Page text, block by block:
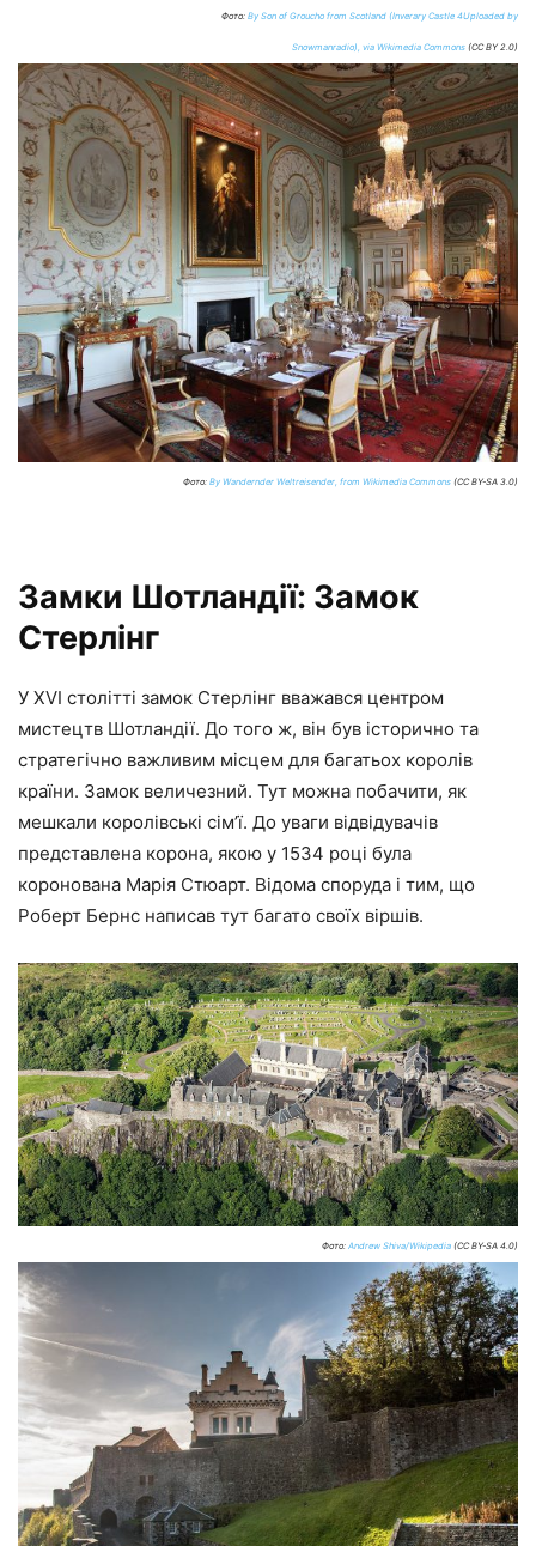
Фото: By Son of Groucho from Scotland (Inverary Castle 4Uploaded by
Snowmanradio), via Wikimedia Commons (CC BY 2.0)
Фото: By Wandernder Weltreisender, from Wikimedia Commons (CC BY-SA 3.0)
Замки Шотландії: Замок
Стерлінг
У XVI столітті замок Стерлінг вважався центром
мистецтв Шотландії. До того ж, він був історично та
стратегічно важливим місцем для багатьох королів
країни. Замок величезний. Тут можна побачити, як
мешкали королівські сім’ї. До уваги відвідувачів
представлена корона, якою у 1534 році була
коронована Марія Стюарт. Відома споруда і тим, що
Роберт Бернс написав тут багато своїх віршів.
Фото: Andrew Shiva/Wikipedia (CC BY-SA 4.0)